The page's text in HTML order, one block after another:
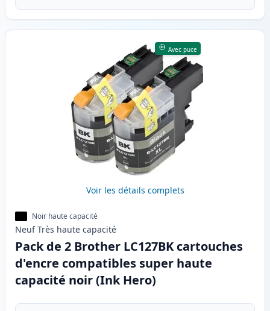
Avec puce
Voir les détails complets
Noir haute capacité
Neuf Très haute capacité
Pack de 2 Brother LC127BK cartouches
d'encre compatibles super haute
capacité noir (Ink Hero)